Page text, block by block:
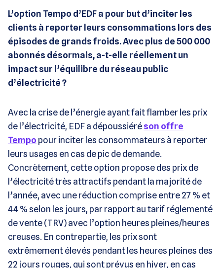
L’option Tempo d’EDF a pour but d’inciter les
clients à reporter leurs consommations lors des
épisodes de grands froids. Avec plus de 500 000
abonnés désormais, a-t-elle réellement un
impact sur l’équilibre du réseau public
d’électricité ?
Avec la crise de l’énergie ayant fait flamber les prix
de l’électricité, EDF a dépoussiéréson offre
Tempo pour inciter les consommateurs à reporter
leurs usages en cas de pic de demande.
Concrètement, cette option propose des prix de
l’électricité très attractifs pendant la majorité de
l’année, avec une réduction comprise entre 27 % et
44 % selon les jours, par rapport au tarif réglementé
de vente (TRV) avec l’option heures pleines/heures
creuses. En contrepartie, les prix sont
extrêmement élevés pendant les heures pleines des
22 jours rouges, qui sont prévus en hiver, en cas